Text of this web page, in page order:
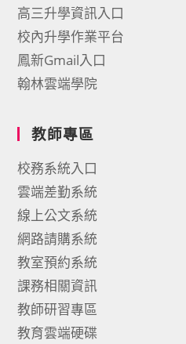
高三升學資訊入口
校內升學作業平台
鳳新Gmail入口
翰林雲端學院
教師專區
校務系統入口
雲端差勤系統
線上公文系統
網路請購系統
教室預約系統
課務相關資訊
教師研習專區
教育雲端硬碟